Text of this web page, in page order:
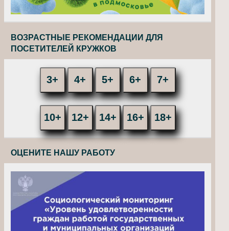
ВОЗРАСТНЫЕ РЕКОМЕНДАЦИИ ДЛЯ
ПОСЕТИТЕЛЕЙ КРУЖКОВ
3+ 4+ 5+ 6+ 7+
10+ 12+ 14+ 16+ 18+
ОЦЕНИТЕ НАШУ РАБОТУ